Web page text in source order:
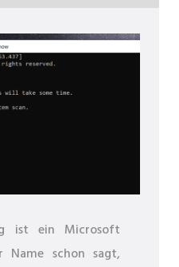
ist ein Microsoft
Name schon sagt,